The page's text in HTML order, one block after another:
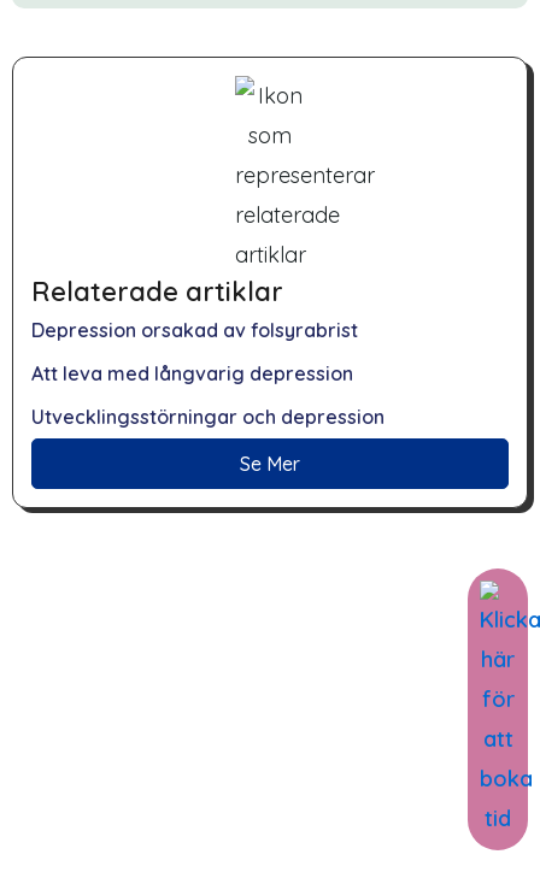
Relaterade artiklar
Depression orsakad av folsyrabrist
Att leva med långvarig depression
Utvecklingsstörningar och depression
Se Mer